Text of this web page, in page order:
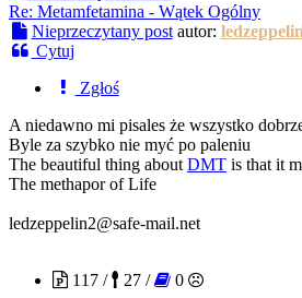
Re: Metamfetamina - Wątek Ogólny
Nieprzeczytany post autor:
Cytuj
Zgłoś
A niedawno mi pisales że wszystko
Byle za szybko nie myć po paleniu
The beautiful thing about DMT is that it
The methapor of Life
ledzeppelin2@safe-mail.net
117 /
27 / 0